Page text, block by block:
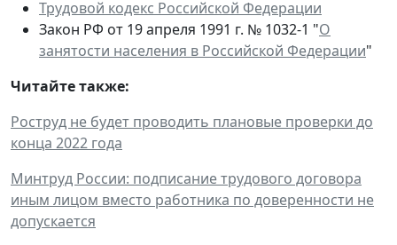
Трудовой кодекс Российской Федерации
Закон РФ от 19 апреля 1991 г. № 1032-1 "О
занятости населения в Российской Федерации"
Читайте также:
Роструд не будет проводить плановые проверки до
конца 2022 года
Минтруд России: подписание трудового договора
иным лицом вместо работника по доверенности не
допускается